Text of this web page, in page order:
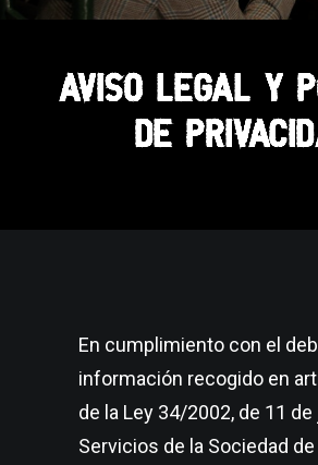
AVISO LEGAL Y
DE
En cumplimiento con el
información recogido en
de la Ley 34/2002, de 11 de
Servicios de la Sociedad de